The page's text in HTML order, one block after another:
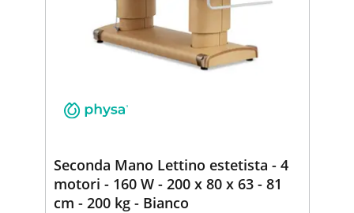
Seconda Mano Lettino estetista - 4
motori - 160 W - 200 x 80 x 63 - 81
cm - 200 kg - Bianco